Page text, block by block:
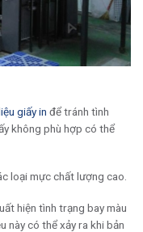
giấy in để tránh tình
không phù hợp có thể
loại mực chất lượng cao.
hiện tình trạng bay màu
này có thể xảy ra khi bản